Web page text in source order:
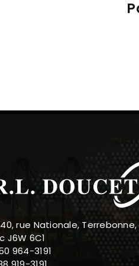
rue Nationale, Terrebonne,
J6W 6C1
964-3191